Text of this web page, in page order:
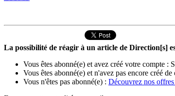
La possibilité de réagir à un article de Direction[s]
Vous êtes abonné(e) et avez créé votre compte :
Vous êtes abonné(e) et n'avez pas encore créé de
Vous n'êtes pas abonné(e) : Découvrez nos